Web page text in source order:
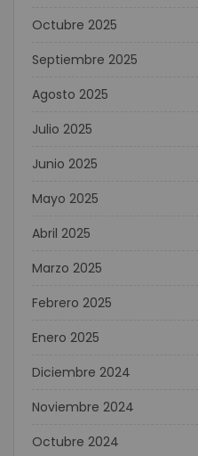
Octubre 2025
Septiembre 2025
Agosto 2025
Julio 2025
Junio 2025
Mayo 2025
Abril 2025
Marzo 2025
Febrero 2025
Enero 2025
Diciembre 2024
Noviembre 2024
Octubre 2024